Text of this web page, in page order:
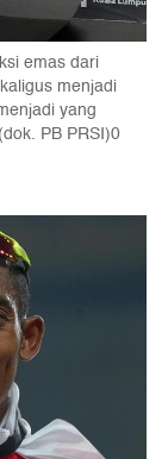
emas dari
menjadi
yang
PB PRSI)0